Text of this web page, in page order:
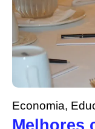
Economia,
Melhores